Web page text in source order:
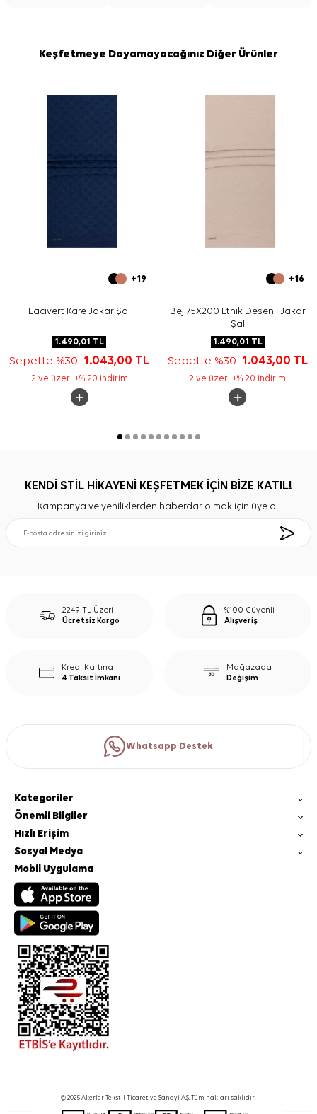
Keşfetmeye Doyamayacağınız Diğer Ürünler
+19
Lacivert Kare Jakar Şal
1.490,01 TL
Sepette %30 1.043,00 TL
2 ve üzeri +% 20 indirim
+16
Bej 75X200 Etnik Desenli Jakar
Şal
1.490,01 TL
Sepette %30 1.043,00 TL
2 ve üzeri +% 20 indirim
KENDİ STİL HİKAYENİ KEŞFETMEK İÇİN BİZE KATIL!
Kampanya ve yeniliklerden haberdar olmak için üye ol.
2249 TL Üzeri
Ücretsiz Kargo
%100 Güvenli
Alışveriş
Kredi Kartına
4 Taksit İmkanı
Mağazada
Değişim
Whatsapp Destek
Kategoriler
Önemli Bilgiler
Hızlı Erişim
Sosyal Medya
Mobil Uygulama
© 2025 Akerler Tekstil Ticaret ve Sanayi A.Ş. Tüm hakları saklıdır.